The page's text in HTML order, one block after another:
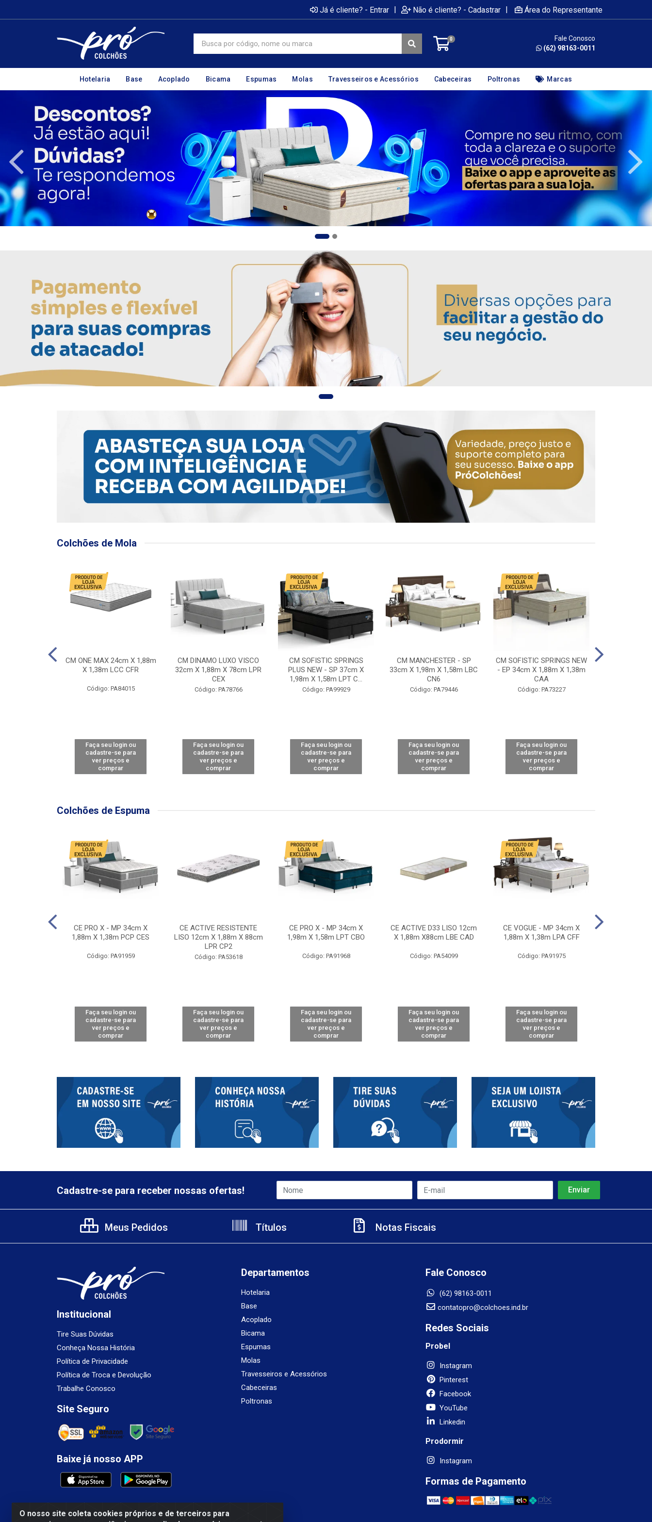
Já é cliente? - Entrar | Não é cliente? - Cadastrar | Área do Representante
0
Fale Conosco
(62) 98163-0011
Hotelaria Base Acoplado Bicama Espumas Molas Travesseiros e Acessórios Cabeceiras Poltronas Marcas
Colchões de Mola
CM ONE MAX 24cm X 1,88m
X 1,38m LCC CFR
Código: PA84015
Faça seu login ou
cadastre-se para
ver preços e
comprar
CM DINAMO LUXO VISCO
32cm X 1,88m X 78cm LPR
CEX
Código: PA78766
Faça seu login ou
cadastre-se para
ver preços e
comprar
CM SOFISTIC SPRINGS
PLUS NEW - SP 37cm X
1,98m X 1,58m LPT C...
Código: PA99929
Faça seu login ou
cadastre-se para
ver preços e
comprar
CM MANCHESTER - SP
33cm X 1,98m X 1,58m LBC
CN6
Código: PA79446
Faça seu login ou
cadastre-se para
ver preços e
comprar
CM SOFISTIC SPRINGS NEW
- EP 34cm X 1,88m X 1,38m
CAA
Código: PA73227
Faça seu login ou
cadastre-se para
ver preços e
comprar
Colchões de Espuma
CE PRO X - MP 34cm X
1,88m X 1,38m PCP CES
Código: PA91959
Faça seu login ou
cadastre-se para
ver preços e
comprar
CE ACTIVE RESISTENTE
LISO 12cm X 1,88m X 88cm
LPR CP2
Código: PA53618
Faça seu login ou
cadastre-se para
ver preços e
comprar
CE PRO X - MP 34cm X
1,98m X 1,58m LPT CBO
Código: PA91968
Faça seu login ou
cadastre-se para
ver preços e
comprar
CE ACTIVE D33 LISO 12cm
X 1,88m X88cm LBE CAD
Código: PA54099
Faça seu login ou
cadastre-se para
ver preços e
comprar
CE VOGUE - MP 34cm X
1,88m X 1,38m LPA CFF
Código: PA91975
Faça seu login ou
cadastre-se para
ver preços e
comprar
O nosso site coleta cookies próprios e de terceiros para
Cadastre-se para receber nossas ofertas!
Meus Pedidos Títulos Notas Fiscais
Institucional
Tire Suas Dúvidas
Conheça Nossa História
Política de Privacidade
Política de Troca e Devolução
Trabalhe Conosco
Site Seguro
Baixe já nosso APP
Departamentos
Hotelaria
Base
Acoplado
Bicama
Espumas
Molas
Travesseiros e Acessórios
Cabeceiras
Poltronas
Fale Conosco
(62) 98163-0011
contatopro@colchoes.ind.br
Redes Sociais
Probel
Instagram
Pinterest
Facebook
YouTube
Linkedin
Prodormir
Instagram
Formas de Pagamento